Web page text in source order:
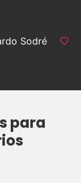
Sodré
para